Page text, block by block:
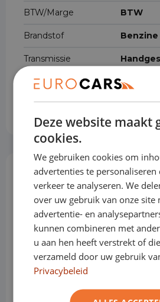
BTW/Marge BTW
Brandstof Benzine
Transmissie
Gewicht 976 kg
Cilinderinhoud 999 cm³
Opties &
Achterbank in delen
Deze website maakt
cookies.
We gebruiken cookies om
advertenties te personaliseren
verkeer te analyseren. We
over uw gebruik van onze site
advertentie- en
kunnen combineren met
u aan hen heeft verstrekt of
verzameld door uw gebruik
Privacybeleid